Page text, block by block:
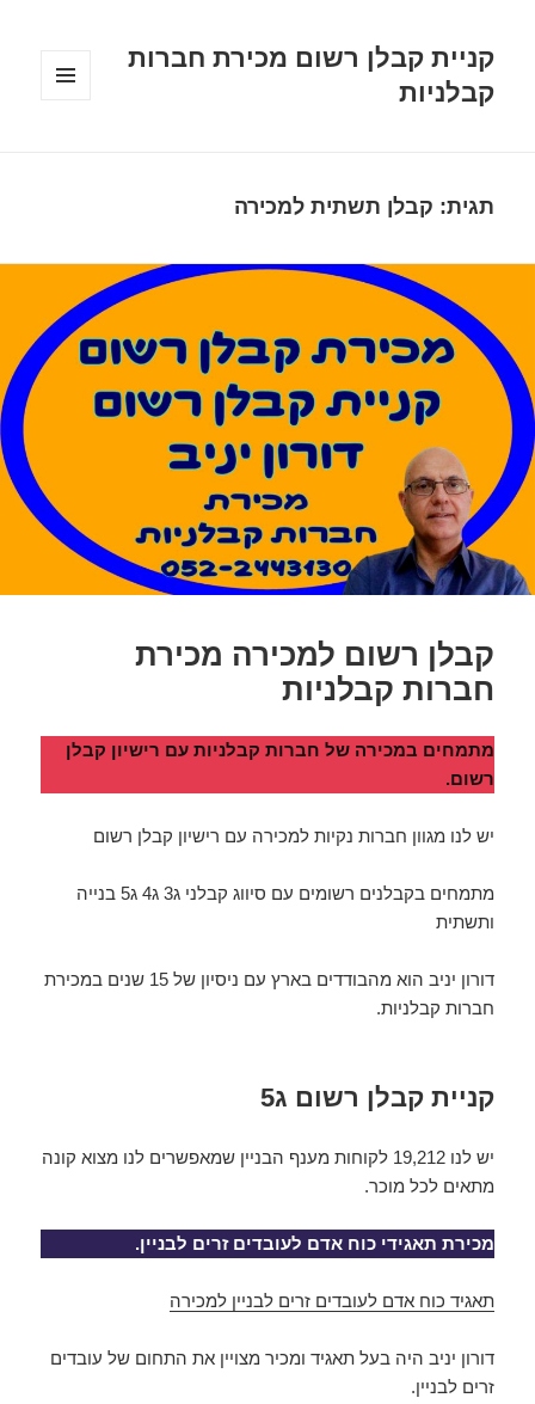
קניית קבלן רשום מכירת חברות
קבלניות
תגית: קבלן תשתית למכירה
קבלן רשום למכירה מכירת
חברות קבלניות
מתמחים במכירה של חברות קבלניות עם רישיון קבלן
רשום.
יש לנו מגוון חברות נקיות למכירה עם רישיון קבלן רשום
מתמחים בקבלנים רשומים עם סיווג קבלני ג3 ג4 ג5 בנייה
ותשתית
דורון יניב הוא מהבודדים בארץ עם ניסיון של 15 שנים במכירת
חברות קבלניות.
קניית קבלן רשום ג5
יש לנו 19,212 לקוחות מענף הבניין שמאפשרים לנו מצוא קונה
מתאים לכל מוכר.
מכירת תאגידי כוח אדם לעובדים זרים לבניין.
תאגיד כוח אדם לעובדים זרים לבניין למכירה
דורון יניב היה בעל תאגיד ומכיר מצויין את התחום של עובדים
זרים לבניין.